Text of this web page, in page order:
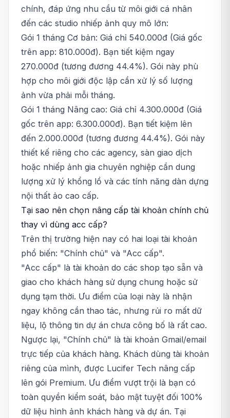
chính, đáp ứng nhu cầu từ môi giới cá nhân
đến các studio nhiếp ảnh quy mô lớn:
Gói 1 tháng Cơ bản: Giá chỉ 540.000đ (Giá gốc
trên app: 810.000đ). Bạn tiết kiệm ngay
270.000đ (tương đương 44.4%). Gói này phù
hợp cho môi giới độc lập cần xử lý số lượng
ảnh vừa phải mỗi tháng.
Gói 1 tháng Nâng cao: Giá chỉ 4.300.000đ (Giá
gốc trên app: 6.300.000đ). Bạn tiết kiệm lên
đến 2.000.000đ (tương đương 44.4%). Gói này
thiết kế riêng cho các agency, sàn giao dịch
hoặc nhiếp ảnh gia chuyên nghiệp cần dung
lượng xử lý khổng lồ và các tính năng dàn dựng
nội thất ảo cao cấp.
Tại sao nên chọn nâng cấp tài khoản chính chủ
thay vì dùng acc cấp?
Trên thị trường hiện nay có hai loại tài khoản
phổ biến: "Chính chủ" và "Acc cấp".
"Acc cấp" là tài khoản do các shop tạo sẵn và
giao cho khách hàng sử dụng chung hoặc sử
dụng tạm thời. Ưu điểm của loại này là nhận
ngay không cần thao tác, nhưng rủi ro mất dữ
liệu, lộ thông tin dự án chưa công bố là rất cao.
Ngược lại, "Chính chủ" là tài khoản Gmail/email
trực tiếp của khách hàng. Khách dùng tài khoản
riêng của mình, được Lucifer Tech nâng cấp
lên gói Premium. Ưu điểm vượt trội là bạn có
toàn quyền kiểm soát, bảo mật tuyệt đối 100%
dữ liệu hình ảnh khách hàng và dự án. Tại